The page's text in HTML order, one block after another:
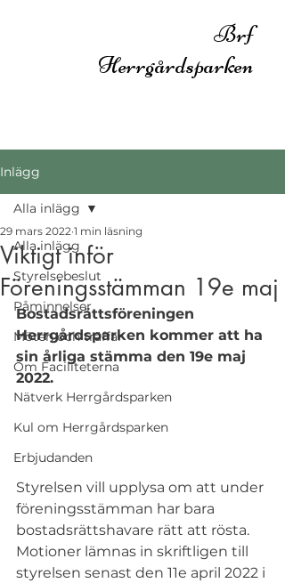
Brf
Herrgårdsparken
Inlägg
Alla inlägg
Styrelsebeslut
Påminnelser
Möten och träffar
Om Faciliteterna
Nätverk Herrgårdsparken
Kul om Herrgårdsparken
Erbjudanden
Alla inlägg
Viktigt inför
Föreningsstämman 19e maj
29 mars 2022 1 min läsning
Bostadsrättsföreningen
Herrgårdsparken kommer att ha
sin årliga stämma den 19e maj
2022.
Styrelsen vill upplysa om att under
föreningsstämman har bara
bostadsrättshavare rätt att rösta.
Motioner lämnas in skriftligen till
styrelsen senast den 11e april 2022 i